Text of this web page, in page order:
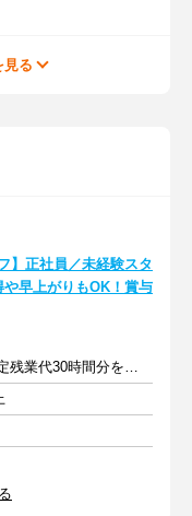
見る
】正社員／未経験スタ
早上がりもOK！賞与
月給29万1000円～（固定残業代30時間分を含む）